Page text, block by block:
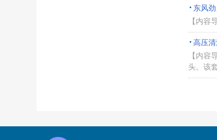
东风
【内容
高压
【内容
头。该